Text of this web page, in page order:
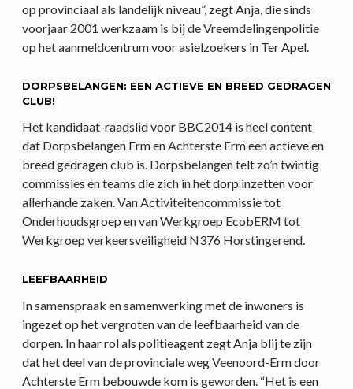
op provinciaal als landelijk niveau”, zegt Anja, die sinds
voorjaar 2001 werkzaam is bij de Vreemdelingenpolitie
op het aanmeldcentrum voor asielzoekers in Ter Apel.
DORPSBELANGEN: EEN ACTIEVE EN BREED GEDRAGEN
CLUB!
Het kandidaat-raadslid voor BBC2014 is heel content
dat Dorpsbelangen Erm en Achterste Erm een actieve en
breed gedragen club is. Dorpsbelangen telt zo’n twintig
commissies en teams die zich in het dorp inzetten voor
allerhande zaken. Van Activiteitencommissie tot
Onderhoudsgroep en van Werkgroep EcobERM tot
Werkgroep verkeersveiligheid N376 Horstingerend.
LEEFBAARHEID
In samenspraak en samenwerking met de inwoners is
ingezet op het vergroten van de leefbaarheid van de
dorpen. In haar rol als politieagent zegt Anja blij te zijn
dat het deel van de provinciale weg Veenoord-Erm door
Achterste Erm bebouwde kom is geworden. “Het is een